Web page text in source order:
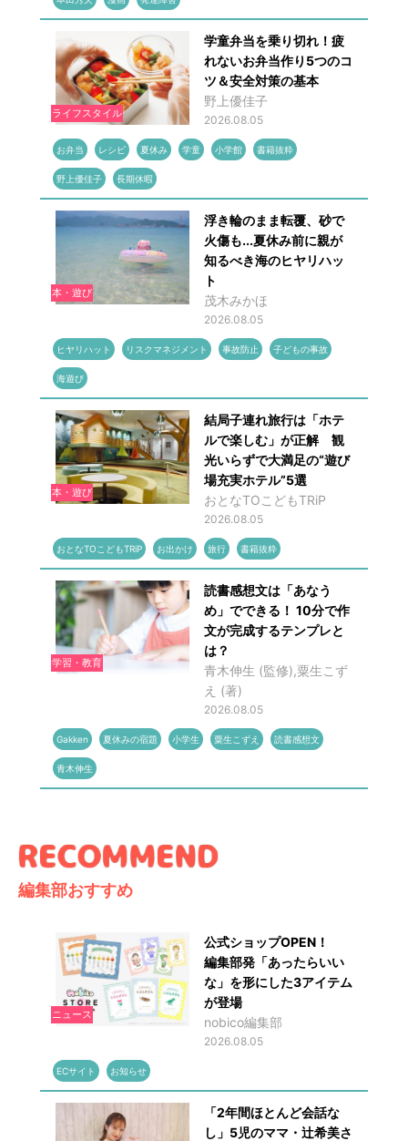
ライフスタイル
学童弁当を乗り切れ！疲
れないお弁当作り5つのコ
ツ＆安全対策の基本
野上優佳子
2026.08.05
お弁当 レシピ 夏休み 学童 小学館 書籍抜粋
野上優佳子 長期休暇
本・遊び
浮き輪のまま転覆、砂で
火傷も...夏休み前に親が
知るべき海のヒヤリハッ
ト
茂木みかほ
2026.08.05
ヒヤリハット リスクマネジメント 事故防止 子どもの事故
海遊び
本・遊び
結局子連れ旅行は「ホテ
ルで楽しむ」が正解 観
光いらずで大満足の“遊び
場充実ホテル”5選
おとなTOこどもTRiP
2026.08.05
おとなTOこどもTRiP お出かけ 旅行 書籍抜粋
学習・教育
読書感想文は「あなう
め」でできる！ 10分で作
文が完成するテンプレと
は？
青木伸生 (監修),粟生こず
え (著)
2026.08.05
Gakken 夏休みの宿題 小学生 粟生こずえ 読書感想文
青木伸生
編集部おすすめ
ニュース
公式ショップOPEN！
編集部発「あったらいい
な」を形にした3アイテム
が登場
nobico編集部
2026.08.05
ECサイト お知らせ
「2年間ほとんど会話な
し」5児のママ・辻希美さ